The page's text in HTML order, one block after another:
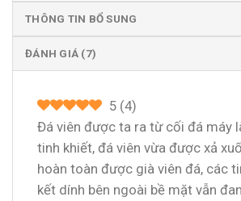
THÔNG TIN BỔ SUNG
ĐÁNH GIÁ (7)
5 (4)
Đá viên được ta ra từ cối đá máy
tinh khiết, đá viên vừa được xả
hoàn toàn được già viên đá, các
kết dính bên ngoài bề mặt vẫn